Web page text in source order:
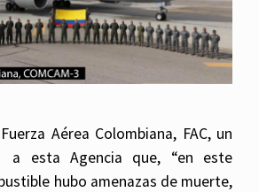
Aérea Colombiana, FAC, un
a esta Agencia que, “en este
hubo amenazas de muerte,